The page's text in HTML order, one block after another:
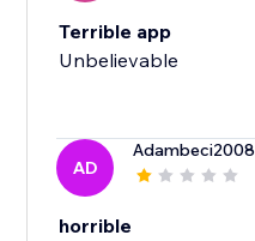
Terrible app
Unbelievable
AD
Adambeci2008
horrible